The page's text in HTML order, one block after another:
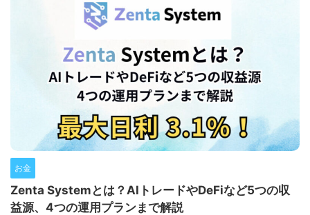
お金
Zenta Systemとは？AIトレードやDeFiなど5つの収
益源、4つの運用プランまで解説